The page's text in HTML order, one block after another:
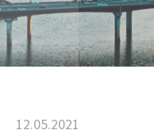
12.05.2021